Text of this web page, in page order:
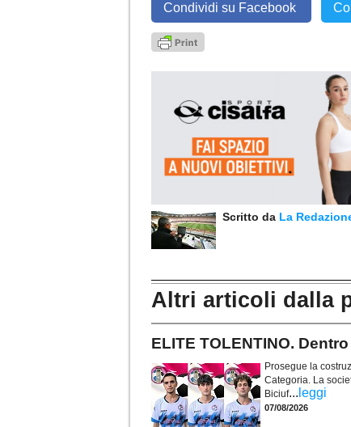
Condividi su Facebook
Scritto da La
Altri articoli dalla
ELITE TOLENTINO.
Prosegue la
Categoria. La
Biciuf... leggi
07/08/2026